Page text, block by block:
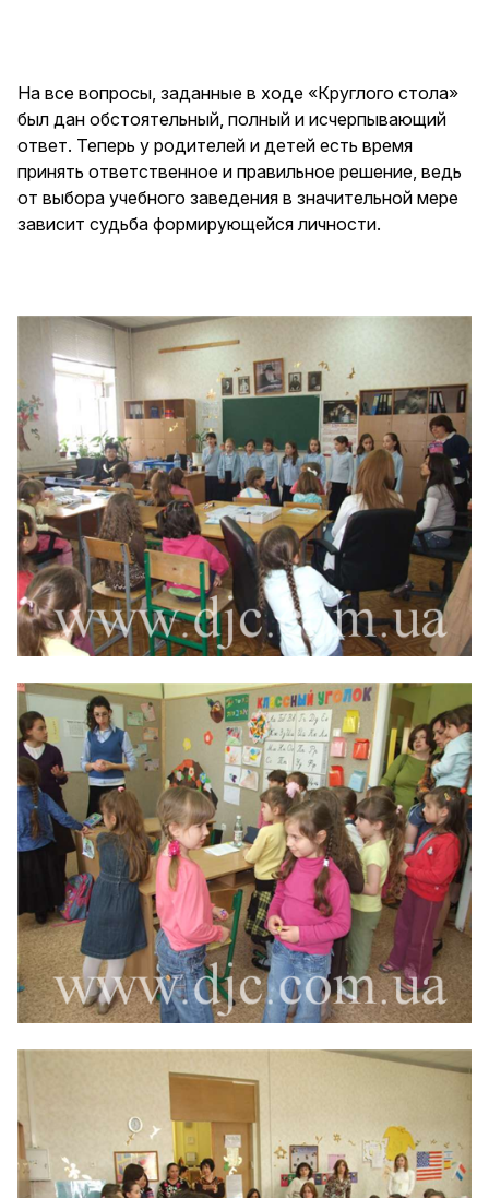
На все вопросы, заданные в ходе «Круглого стола»
был дан обстоятельный, полный и исчерпывающий
ответ. Теперь у родителей и детей есть время
принять ответственное и правильное решение, ведь
от выбора учебного заведения в значительной мере
зависит судьба формирующейся личности.